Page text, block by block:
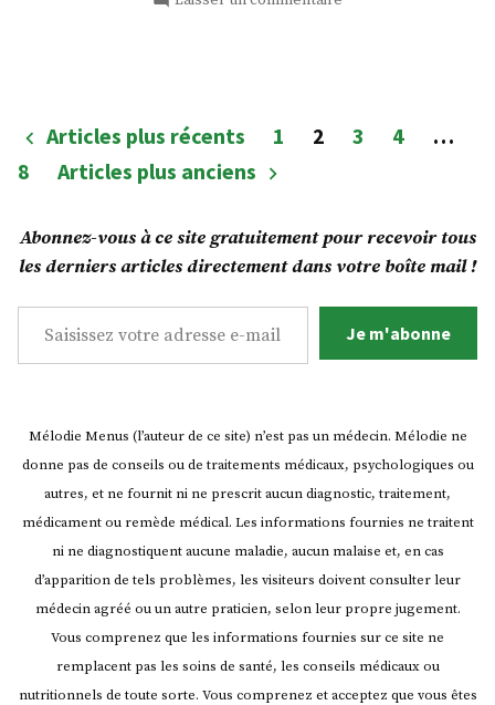
Pagination
des
Articles plus récents 1 2 3 4
…
8
Articles plus anciens
Abonnez-vous à ce site gratuitement pour recevoir tous
les derniers articles directement dans votre boîte mail !
Saisissez votre adresse e-mail…
Je m'abonne
Mélodie Menus (l’auteur de ce site) n’est pas un médecin. Mélodie ne
donne pas de conseils ou de traitements médicaux, psychologiques ou
autres, et ne fournit ni ne prescrit aucun diagnostic, traitement,
médicament ou remède médical. Les informations fournies ne traitent
ni ne diagnostiquent aucune maladie, aucun malaise et, en cas
d’apparition de tels problèmes, les visiteurs doivent consulter leur
médecin agréé ou un autre praticien, selon leur propre jugement.
Vous comprenez que les informations fournies sur ce site ne
remplacent pas les soins de santé, les conseils médicaux ou
nutritionnels de toute sorte. Vous comprenez et acceptez que vous êtes